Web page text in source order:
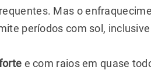
Mas o
períodos com sol,
e com raios em quase